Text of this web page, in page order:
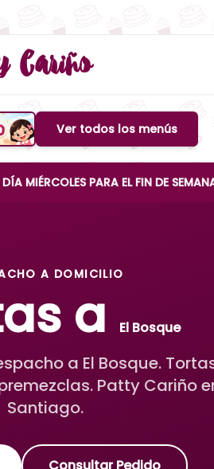
Cariño
de menuVer todos los menús
PARA EL FIN DE SEMANA
A DOMICILIO
a El Bosque
a El Bosque.
Patty Cariño
Santiago.